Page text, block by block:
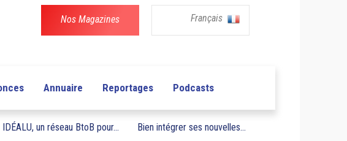
Nos Magazines Français
Annuaire Reportages Podcasts
IDÉALU, un réseau BtoB pour... Bien intégrer ses nouvelles...